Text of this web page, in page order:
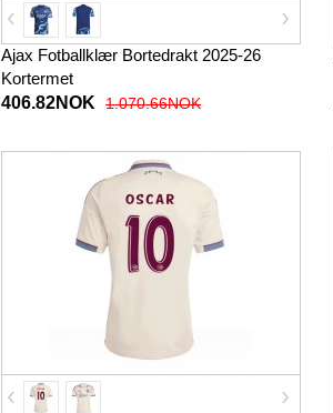
Ajax Fotballklær Bortedrakt 2025-26
Kortermet
406.82NOK
1.070.66NOK